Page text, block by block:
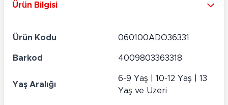
Ürün Bilgisi
Ürün Kodu 060100ADO36331
Barkod 4009803363318
Yaş Aralığı
6-9 Yaş | 10-12 Yaş | 13
Yaş ve Üzeri